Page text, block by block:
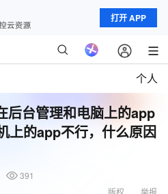
打开 APP
个人
后台管理和电脑上的app
上的app不行，什么原因
391
举报
版权